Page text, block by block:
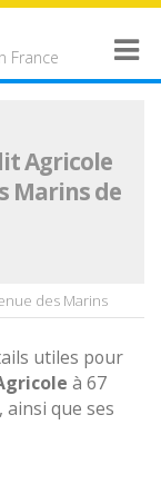
France
Agricole
Marins de
des Marins
utiles pour
à 67
que ses